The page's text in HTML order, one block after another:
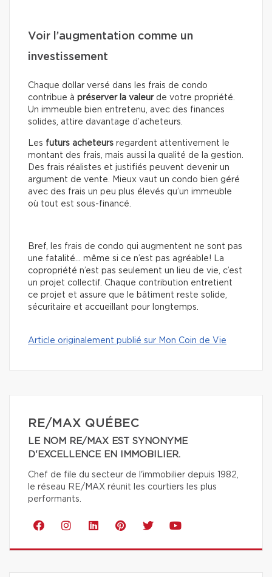
Voir l’augmentation comme un
investissement
Chaque dollar versé dans les frais de condo
contribue à préserver la valeurde votre propriété.
Un immeuble bien entretenu, avec des finances
solides, attire davantage d’acheteurs.
Les futurs acheteurs regardent attentivement le
montant des frais, mais aussi la qualité de la gestion.
Des frais réalistes et justifiés peuvent devenir un
argument de vente. Mieux vaut un condo bien géré
avec des frais un peu plus élevés qu’un immeuble
où tout est sous-financé.
Bref, les frais de condo qui augmentent ne sont pas
une fatalité… même si ce n’est pas agréable! La
copropriété n’est pas seulement un lieu de vie, c’est
un projet collectif. Chaque contribution entretient
ce projet et assure que le bâtiment reste solide,
sécuritaire et accueillant pour longtemps.
Article originalement publié sur Mon Coin de Vie
RE/MAX QUÉBEC
LE NOM RE/MAX EST SYNONYME
D'EXCELLENCE EN IMMOBILIER.
Chef de file du secteur de l'immobilier depuis 1982,
le réseau RE/MAX réunit les courtiers les plus
performants.